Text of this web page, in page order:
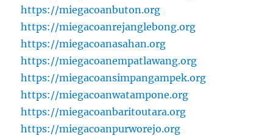
https://miegacoanbuton.org
https://miegacoanrejanglebong.org
https://miegacoanasahan.org
https://miegacoanempatlawang.org
https://miegacoansimpangampek.org
https://miegacoanwatampone.org
https://miegacoanbaritoutara.org
https://miegacoanpurworejo.org